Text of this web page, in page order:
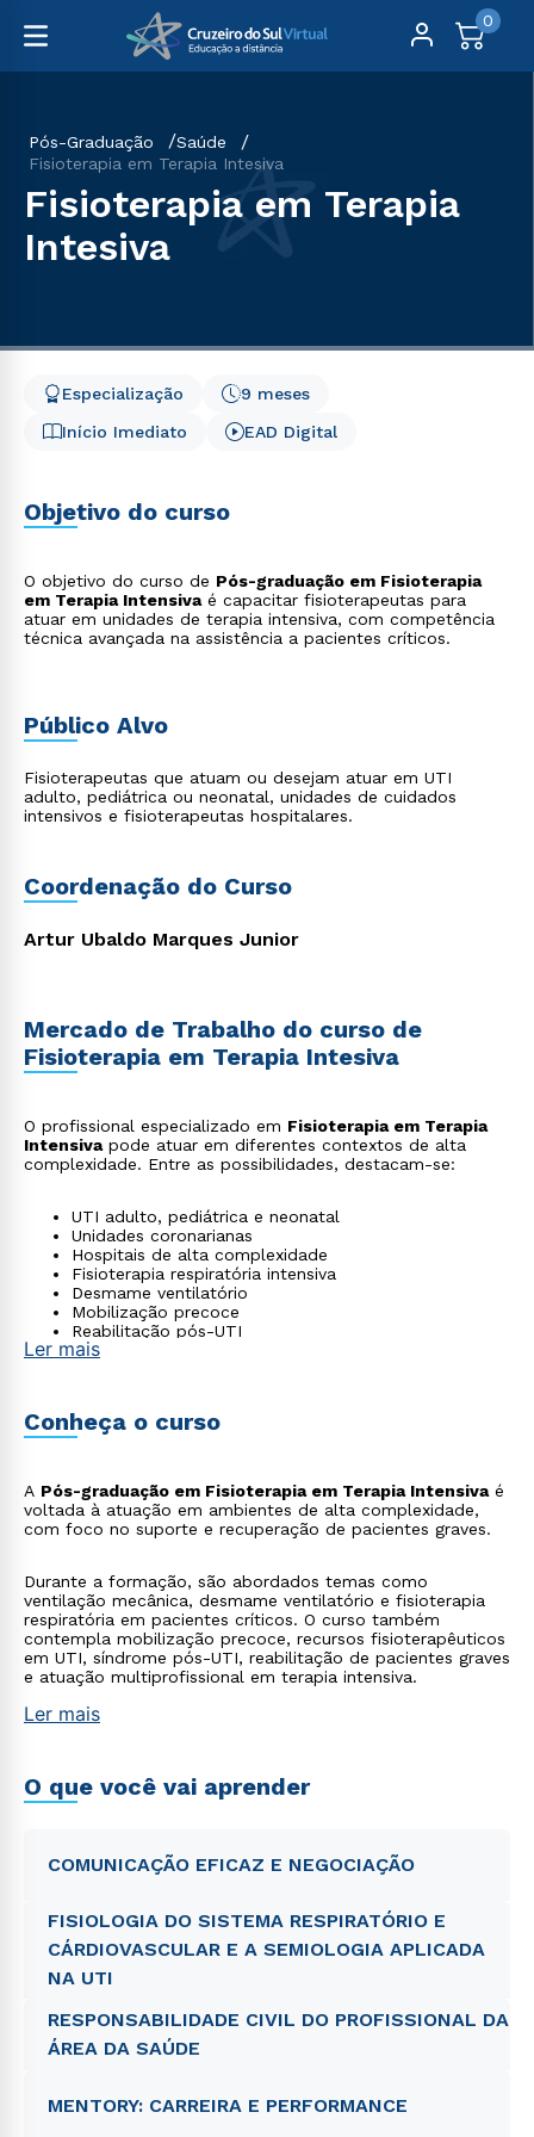
0
Pós-Graduação
Saúde
Fisioterapia em Terapia Intesiva
Fisioterapia em Terapia
Intesiva
Início Imediato
9 meses
Especialização
EAD Digital
Objetivo do curso
O objetivo do curso de Pós-graduação em Fisioterapia
em Terapia Intensivaé capacitar fisioterapeutas para
atuar em unidades de terapia intensiva, com competência
técnica avançada na assistência a pacientes críticos.
Público Alvo
Fisioterapeutas que atuam ou desejam atuar em UTI
adulto, pediátrica ou neonatal, unidades de cuidados
intensivos e fisioterapeutas hospitalares.
Coordenação do Curso
Artur Ubaldo Marques Junior
Mercado de Trabalho do curso de
Fisioterapia em Terapia Intesiva
O profissional especializado em Fisioterapia em Terapia
Intensivapode atuar em diferentes contextos de alta
complexidade. Entre as possibilidades, destacam-se:
UTI adulto, pediátrica e neonatal
Unidades coronarianas
Hospitais de alta complexidade
Fisioterapia respiratória intensiva
Desmame ventilatório
Mobilização precoce
Reabilitação pós-UTI
Ler mais
Conheça o curso
A Pós-graduação em Fisioterapia em Terapia Intensivaé
voltada à atuação em ambientes de alta complexidade,
com foco no suporte e recuperação de pacientes graves.
Durante a formação, são abordados temas como
ventilação mecânica, desmame ventilatório e fisioterapia
respiratória em pacientes críticos. O curso também
contempla mobilização precoce, recursos fisioterapêuticos
em UTI, síndrome pós-UTI, reabilitação de pacientes graves
e atuação multiprofissional em terapia intensiva.
Ler mais
O que você vai aprender
COMUNICAÇÃO EFICAZ E NEGOCIAÇÃO
FISIOLOGIA DO SISTEMA RESPIRATÓRIO E
CÁRDIOVASCULAR E A SEMIOLOGIA APLICADA
NA UTI
RESPONSABILIDADE CIVIL DO PROFISSIONAL DA
ÁREA DA SAÚDE
MENTORY: CARREIRA E PERFORMANCE